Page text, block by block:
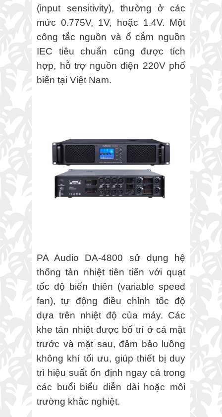
(input sensitivity), thường ở các
mức 0.775V, 1V, hoặc 1.4V. Một
công tắc nguồn và ổ cắm nguồn
IEC tiêu chuẩn cũng được tích
hợp, hỗ trợ nguồn điện 220V phổ
biến tại Việt Nam.
PA Audio DA-4800 sử dụng hệ
thống tản nhiệt tiên tiến với quạt
tốc độ biến thiên (variable speed
fan), tự động điều chỉnh tốc độ
dựa trên nhiệt độ của máy. Các
khe tản nhiệt được bố trí ở cả mặt
trước và mặt sau, đảm bảo luồng
không khí tối ưu, giúp thiết bị duy
trì hiệu suất ổn định ngay cả trong
các buổi biểu diễn dài hoặc môi
trường khắc nghiệt.